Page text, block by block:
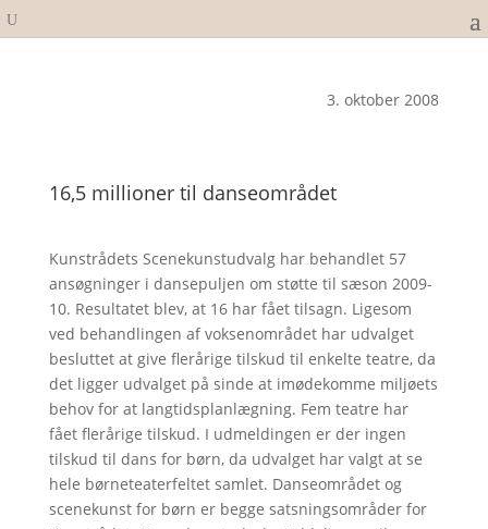
3. oktober 2008
16,5 millioner til danseområdet
Kunstrådets Scenekunstudvalg har behandlet 57
ansøgninger i dansepuljen om støtte til sæson 2009-
10. Resultatet blev, at 16 har fået tilsagn. Ligesom
ved behandlingen af voksenområdet har udvalget
besluttet at give flerårige tilskud til enkelte teatre, da
det ligger udvalget på sinde at imødekomme miljøets
behov for at langtidsplanlægning. Fem teatre har
fået flerårige tilskud. I udmeldingen er der ingen
tilskud til dans for børn, da udvalget har valgt at se
hele børneteaterfeltet samlet. Danseområdet og
scenekunst for børn er begge satsningsområder for